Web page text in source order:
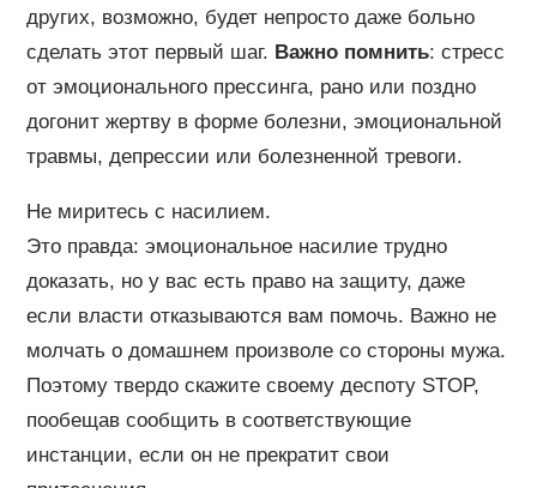
других, возможно, будет непросто даже больно
сделать этот первый шаг. Важно помнить: стресс
от эмоционального прессинга, рано или поздно
догонит жертву в форме болезни, эмоциональной
травмы, депрессии или болезненной тревоги.
Не миритесь с насилием.
Это правда: эмоциональное насилие трудно
доказать, но у вас есть право на защиту, даже
если власти отказываются вам помочь. Важно не
молчать о домашнем произволе со стороны мужа.
Поэтому твердо скажите своему деспоту STOP,
пообещав сообщить в соответствующие
инстанции, если он не прекратит свои